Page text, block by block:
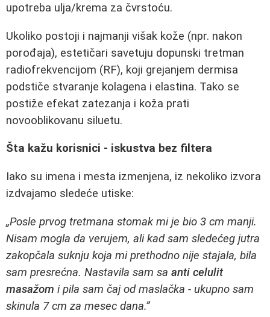
upotreba ulja/krema za čvrstoću.
Ukoliko postoji i najmanji višak kože (npr. nakon
porođaja), estetičari savetuju dopunski tretman
radiofrekvencijom (RF), koji grejanjem dermisa
podstiče stvaranje kolagena i elastina. Tako se
postiže efekat zatezanja i koža prati
novooblikovanu siluetu.
Šta kažu korisnici - iskustva bez filtera
Iako su imena i mesta izmenjena, iz nekoliko izvora
izdvajamo sledeće utiske:
„Posle prvog tretmana stomak mi je bio 3 cm manji.
Nisam mogla da verujem, ali kad sam sledećeg jutra
zakopčala suknju koja mi prethodno nije stajala, bila
sam presrećna. Nastavila sam sa anti celulit
masažom i pila sam čaj od maslačka - ukupno sam
skinula 7 cm za mesec dana.”